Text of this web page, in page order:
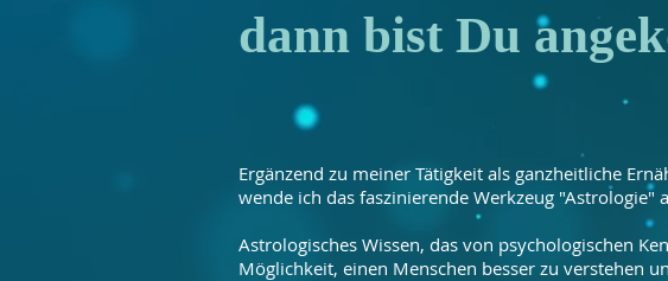
dann bist Du
Ergänzend zu meiner Tätigkeit als ganzheitliche
wende ich das faszinierende Werkzeug "Astrologie"
Astrologisches Wissen, das von psychologischen
Möglichkeit, einen Menschen besser zu verstehen